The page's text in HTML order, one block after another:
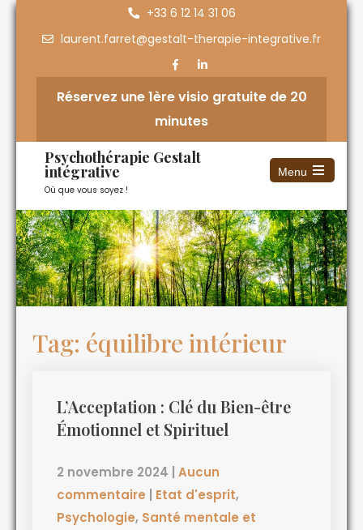
+33 6 12 14 31 06
laurent.farret@gestalt-therapie-integrative.fr
Réservez une 1ère visio gratuite de 20
minutes
Psychothérapie Gestalt
intégrative
Où que vous soyez !
Menu
Tag: équilibre intérieur
L’Acceptation : Clé du Bien-être
Émotionnel et Spirituel
2 novembre 2024
Aucun
commentaire
Etat d'esprit,
Psychologie, Santé mentale et